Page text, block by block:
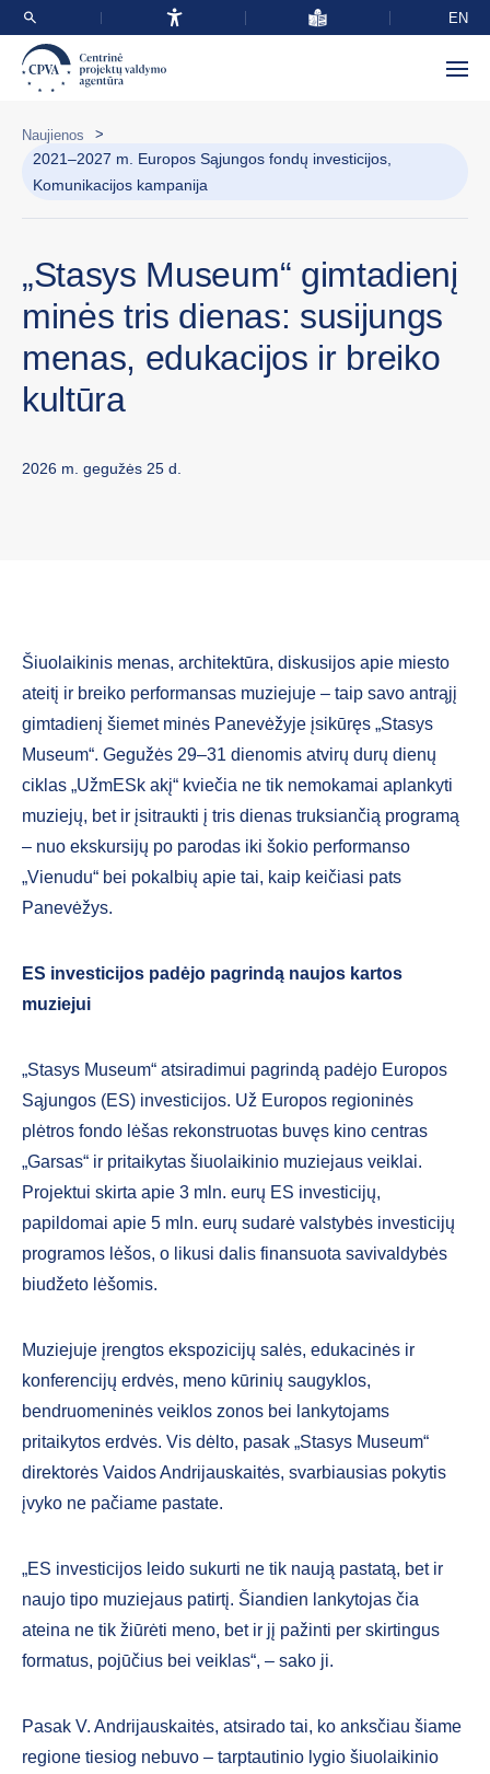
EN
Naujienos >
2021–2027 m. Europos Sąjungos fondų investicijos,
Komunikacijos kampanija
„Stasys Museum“ gimtadienį
minės tris dienas: susijungs
menas, edukacijos ir breiko
kultūra
2026 m. gegužės 25 d.
Šiuolaikinis menas, architektūra, diskusijos apie miesto
ateitį ir breiko performansas muziejuje – taip savo antrąjį
gimtadienį šiemet minės Panevėžyje įsikūręs „Stasys
Museum“. Gegužės 29–31 dienomis atvirų durų dienų
ciklas „UžmESk akį“ kviečia ne tik nemokamai aplankyti
muziejų, bet ir įsitraukti į tris dienas truksiančią programą
– nuo ekskursijų po parodas iki šokio performanso
„Vienudu“ bei pokalbių apie tai, kaip keičiasi pats
Panevėžys.
ES investicijos padėjo pagrindą naujos kartos
muziejui
„Stasys Museum“ atsiradimui pagrindą padėjo Europos
Sąjungos (ES) investicijos. Už Europos regioninės
plėtros fondo lėšas rekonstruotas buvęs kino centras
„Garsas“ ir pritaikytas šiuolaikinio muziejaus veiklai.
Projektui skirta apie 3 mln. eurų ES investicijų,
papildomai apie 5 mln. eurų sudarė valstybės investicijų
programos lėšos, o likusi dalis finansuota savivaldybės
biudžeto lėšomis.
Muziejuje įrengtos ekspozicijų salės, edukacinės ir
konferencijų erdvės, meno kūrinių saugyklos,
bendruomeninės veiklos zonos bei lankytojams
pritaikytos erdvės. Vis dėlto, pasak „Stasys Museum“
direktorės Vaidos Andrijauskaitės, svarbiausias pokytis
įvyko ne pačiame pastate.
„ES investicijos leido sukurti ne tik naują pastatą, bet ir
naujo tipo muziejaus patirtį. Šiandien lankytojas čia
ateina ne tik žiūrėti meno, bet ir jį pažinti per skirtingus
formatus, pojūčius bei veiklas“, – sako ji.
Pasak V. Andrijauskaitės, atsirado tai, ko anksčiau šiame
regione tiesiog nebuvo – tarptautinio lygio šiuolaikinio